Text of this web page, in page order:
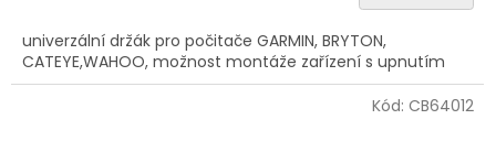
z
5
hvězdiček.
univerzální držák pro počitače GARMIN, BRYTON,
CATEYE,WAHOO, možnost montáže zařízení s upnutím
Kód: CB64012